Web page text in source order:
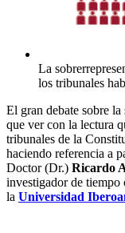
La
los tribunales
El gran debate sobre
que ver con la lectura
tribunales de la
haciendo referencia a
Doctor (Dr.) Ricardo
investigador de tiempo
la Universidad